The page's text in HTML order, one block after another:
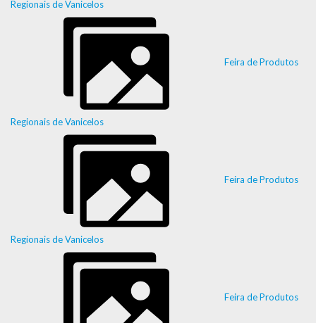
Regionais de Vanicelos
Feira de Produtos
Regionais de Vanicelos
Feira de Produtos
Regionais de Vanicelos
Feira de Produtos